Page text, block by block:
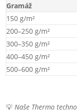
Gramáž
150 g/m²
200–250 g/m²
300–350 g/m²
400–450 g/m²
500–600 g/m²
💡 Naše Thermo